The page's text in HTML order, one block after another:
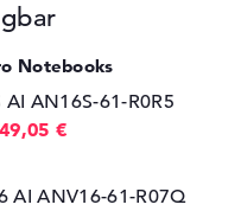
Notebooks
AN16S-61-R0R5
€
AI ANV16-61-R07Q